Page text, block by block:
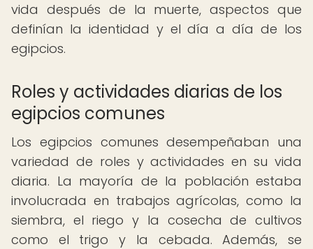
vida después de la muerte, aspectos que
definían la identidad y el día a día de los
egipcios.
Roles y actividades diarias de los
egipcios comunes
Los egipcios comunes desempeñaban una
variedad de roles y actividades en su vida
diaria. La mayoría de la población estaba
involucrada en trabajos agrícolas, como la
siembra, el riego y la cosecha de cultivos
como el trigo y la cebada. Además, se